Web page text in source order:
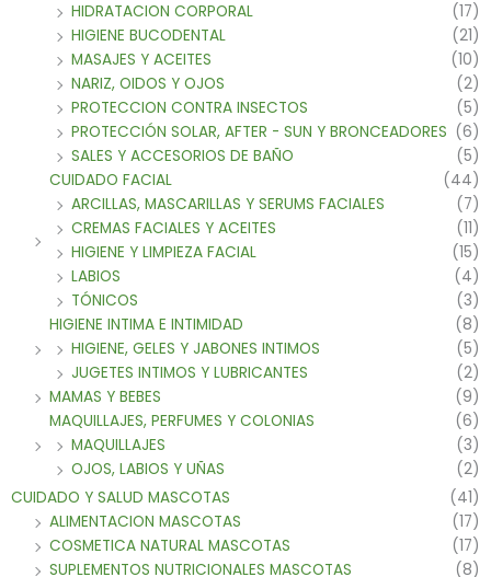
HIDRATACION CORPORAL
(17)
HIGIENE BUCODENTAL
(21)
MASAJES Y ACEITES
(10)
NARIZ, OIDOS Y OJOS
(2)
PROTECCION CONTRA INSECTOS
(5)
PROTECCIÓN SOLAR, AFTER - SUN Y BRONCEADORES (6)
SALES Y ACCESORIOS DE BAÑO
(5)
CUIDADO FACIAL
(44)
ARCILLAS, MASCARILLAS Y SERUMS FACIALES
(7)
CREMAS FACIALES Y ACEITES
(11)
HIGIENE Y LIMPIEZA FACIAL
(15)
LABIOS
(4)
TÓNICOS
(3)
HIGIENE INTIMA E INTIMIDAD
(8)
HIGIENE, GELES Y JABONES INTIMOS
(5)
JUGETES INTIMOS Y LUBRICANTES
(2)
MAMAS Y BEBES
(9)
MAQUILLAJES, PERFUMES Y COLONIAS
(6)
MAQUILLAJES
(3)
OJOS, LABIOS Y UÑAS
(2)
CUIDADO Y SALUD MASCOTAS
(41)
ALIMENTACION MASCOTAS
(17)
COSMETICA NATURAL MASCOTAS
(17)
SUPLEMENTOS NUTRICIONALES MASCOTAS
(8)